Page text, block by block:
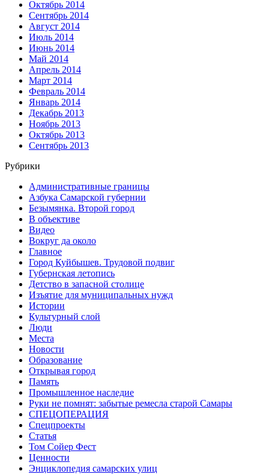
Октябрь 2014
Сентябрь 2014
Август 2014
Июль 2014
Июнь 2014
Май 2014
Апрель 2014
Март 2014
Февраль 2014
Январь 2014
Декабрь 2013
Ноябрь 2013
Октябрь 2013
Сентябрь 2013
Рубрики
Административные границы
Азбука Самарской губернии
Безымянка. Второй город
В объективе
Видео
Вокруг да около
Главное
Город Куйбышев. Трудовой подвиг
Губернская летопись
Детство в запасной столице
Изъятие для муниципальных нужд
Истории
Культурный слой
Люди
Места
Новости
Образование
Открывая город
Память
Промышленное наследие
Руки не помнят: забытые ремесла старой Самары
СПЕЦОПЕРАЦИЯ
Спецпроекты
Статья
Том Сойер Фест
Ценности
Энциклопедия самарских улиц